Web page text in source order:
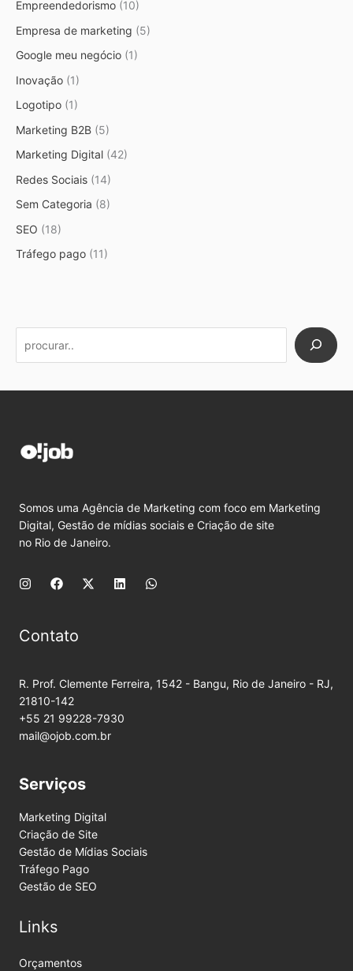
Empreendedorismo (10)
Empresa de marketing (5)
Google meu negócio (1)
Inovação (1)
Logotipo (1)
Marketing B2B (5)
Marketing Digital (42)
Redes Sociais (14)
Sem Categoria (8)
SEO (18)
Tráfego pago (11)
Somos uma Agência de Marketing com foco em Marketing
Digital, Gestão de mídias sociais e Criação de site
no Rio de Janeiro.
Contato
R. Prof. Clemente Ferreira, 1542 - Bangu, Rio de Janeiro - RJ,
21810-142
+55 21 99228-7930
mail@ojob.com.br
Serviços
Marketing Digital
Criação de Site
Gestão de Mídias Sociais
Tráfego Pago
Gestão de SEO
Links
Orçamentos